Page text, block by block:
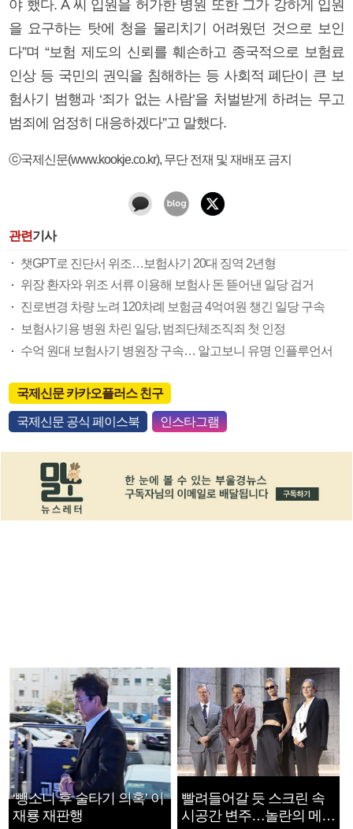
야 했다. A 씨 입원을 허가한 병원 또한 그가 강하게 입원
을 요구하는 탓에 청을 물리치기 어려웠던 것으로 보인
다”며 “보험 제도의 신뢰를 훼손하고 종국적으로 보험료
인상 등 국민의 권익을 침해하는 등 사회적 폐단이 큰 보
험사기 범행과 ‘죄가 없는 사람’을 처벌받게 하려는 무고
범죄에 엄정히 대응하겠다”고 말했다.
ⓒ국제신문(www.kookje.co.kr), 무단 전재 및 재배포 금지
관련기사
챗GPT로 진단서 위조…보험사기 20대 징역 2년형
위장 환자와 위조 서류 이용해 보험사 돈 뜯어낸 일당 검거
진로변경 차량 노려 120차례 보험금 4억여원 챙긴 일당 구속
보험사기용 병원 차린 일당, 범죄단체조직죄 첫 인정
수억 원대 보험사기 병원장 구속… 알고보니 유명 인플루언서
국제신문 카카오플러스 친구
국제신문 공식 페이스북 인스타그램
‘뺑소니 후 술타기 의혹’ 이
재룡 재판행
빨려들어갈 듯 스크린 속
시공간 변주…놀란의 메시